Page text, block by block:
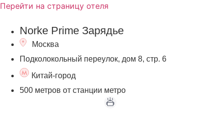
Перейти на страницу отеля
Norke Prime Зарядье
Москва
Подколокольный переулок, дом 8, стр. 6
Китай-город
500 метров от станции метро